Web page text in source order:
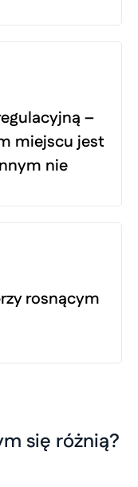
–
miejscu jest
nie
rosnącym
się różnią?